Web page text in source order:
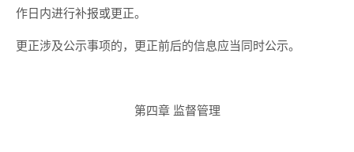
作日内进行补报或更正。
更正涉及公示事项的，更正前后的信息应当同时公示。
第四章 监督管理